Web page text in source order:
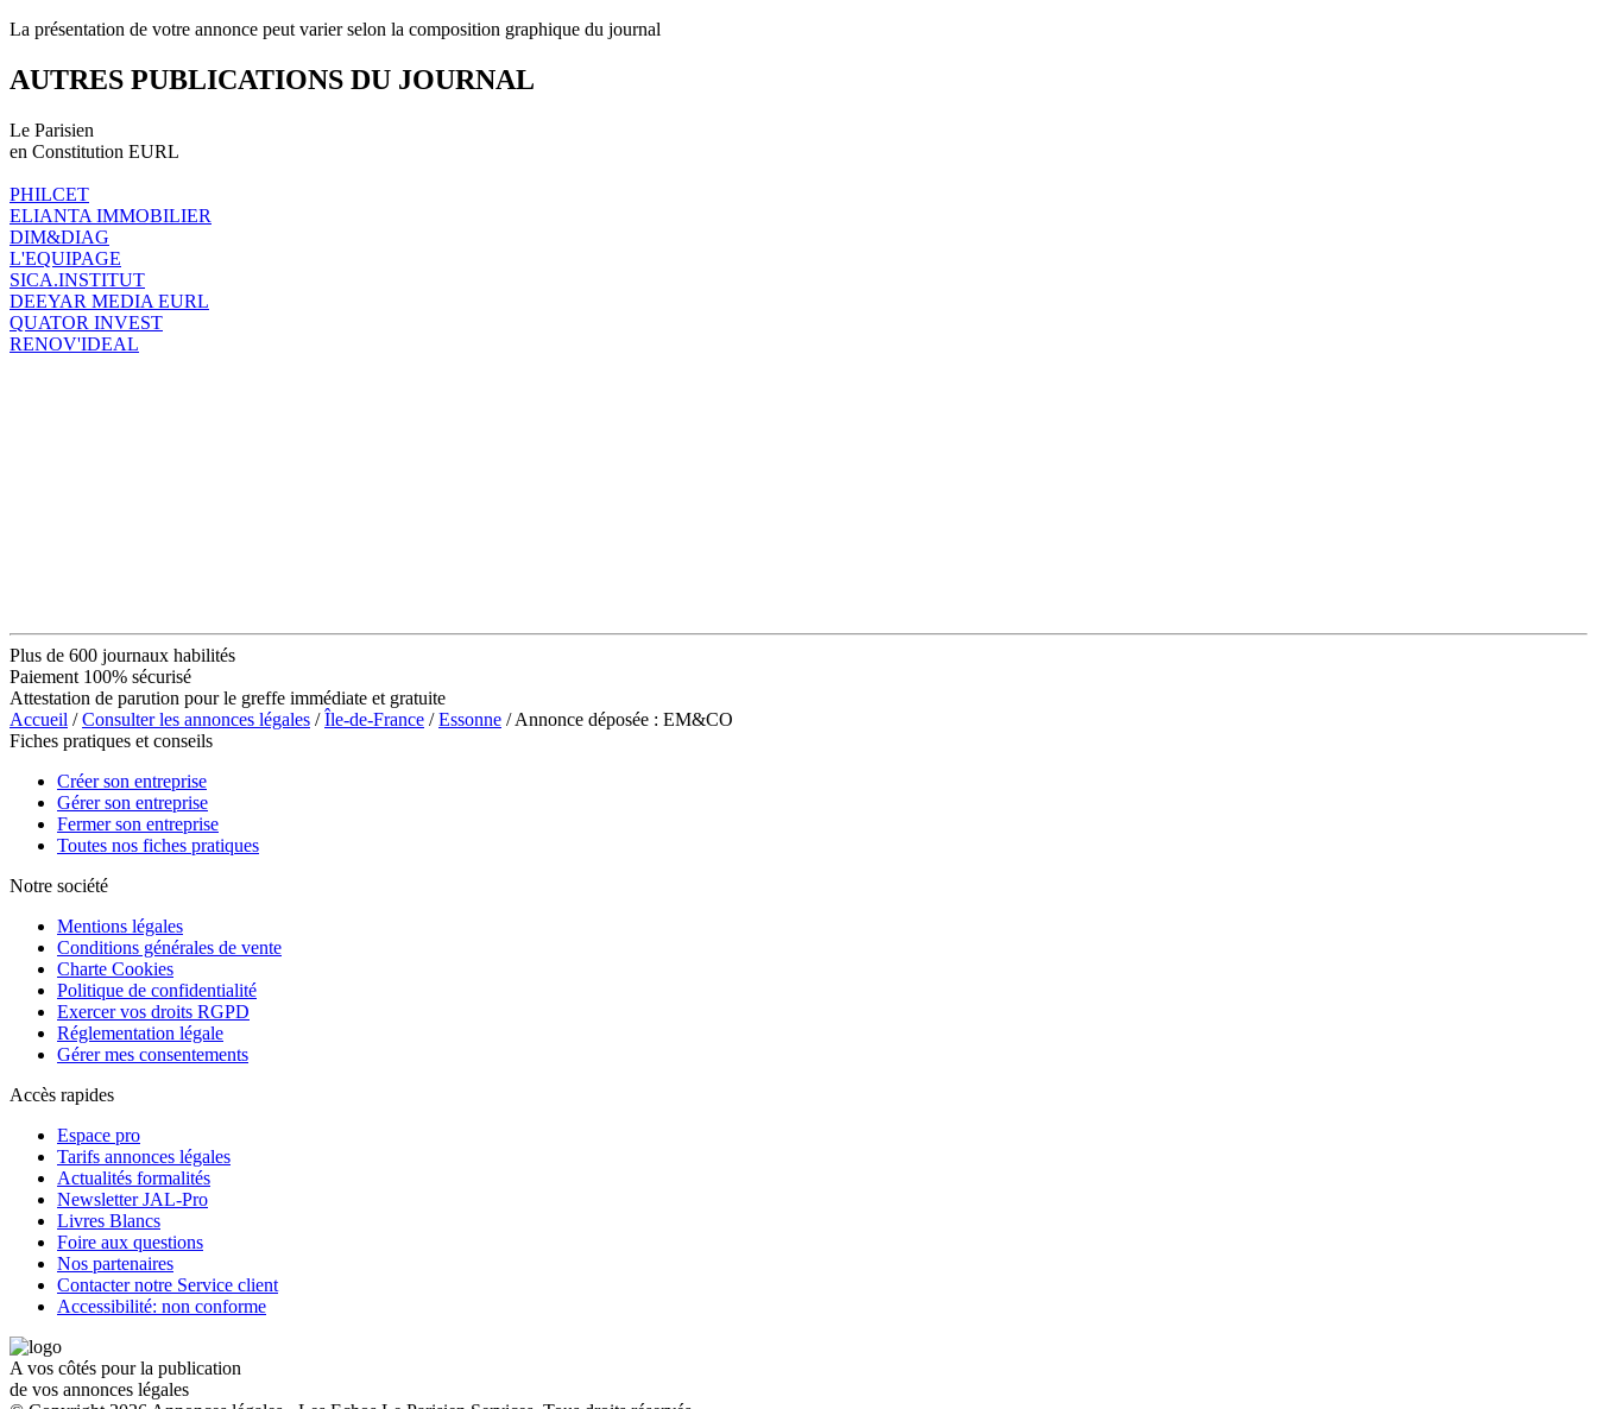
La présentation de votre annonce peut varier selon la composition graphique du journal
AUTRES PUBLICATIONS DU JOURNAL
Le Parisien
en Constitution EURL
PHILCET
ELIANTA IMMOBILIER
DIM&DIAG
L'EQUIPAGE
SICA.INSTITUT
DEEYAR MEDIA EURL
QUATOR INVEST
RENOV'IDEAL
Plus de 600 journaux habilités
Paiement 100% sécurisé
Attestation de parution pour le greffe immédiate et gratuite
Accueil /Consulter les annonces légales /Île-de-France /Essonne / Annonce déposée : EM&CO
Fiches pratiques et conseils
Créer son entreprise
Gérer son entreprise
Fermer son entreprise
Toutes nos fiches pratiques
Notre société
Mentions légales
Conditions générales de vente
Charte Cookies
Politique de confidentialité
Exercer vos droits RGPD
Réglementation légale
Gérer mes consentements
Accès rapides
Espace pro
Tarifs annonces légales
Actualités formalités
Newsletter JAL-Pro
Livres Blancs
Foire aux questions
Nos partenaires
Contacter notre Service client
Accessibilité: non conforme
A vos côtés pour la publication
de vos annonces légales